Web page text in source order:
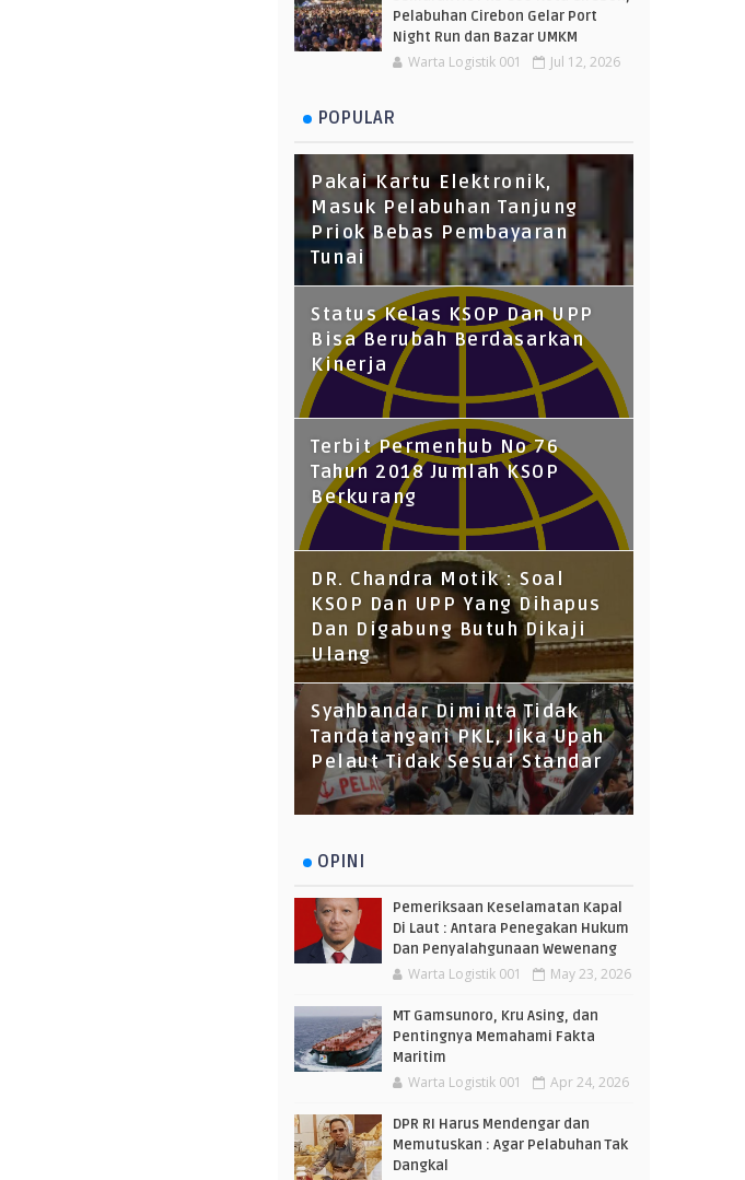
Pelabuhan Cirebon Gelar Port
Night Run dan Bazar UMKM
Warta Logistik 001 Jul 12, 2026
POPULAR
Pakai Kartu Elektronik,
Masuk Pelabuhan Tanjung
Priok Bebas Pembayaran
Tunai
Status Kelas KSOP Dan UPP
Bisa Berubah Berdasarkan
Kinerja
Terbit Permenhub No 76
Tahun 2018 Jumlah KSOP
Berkurang
DR. Chandra Motik : Soal
KSOP Dan UPP Yang Dihapus
Dan Digabung Butuh Dikaji
Ulang
Syahbandar Diminta Tidak
Tandatangani PKL, Jika Upah
Pelaut Tidak Sesuai Standar
OPINI
Pemeriksaan Keselamatan Kapal
Di Laut : Antara Penegakan Hukum
Dan Penyalahgunaan Wewenang
Warta Logistik 001 May 23, 2026
MT Gamsunoro, Kru Asing, dan
Pentingnya Memahami Fakta
Maritim
Warta Logistik 001 Apr 24, 2026
DPR RI Harus Mendengar dan
Memutuskan : Agar Pelabuhan Tak
Dangkal